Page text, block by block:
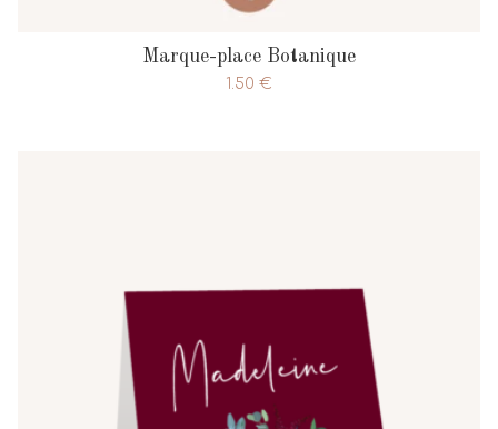
Marque-place Botanique
1.50 €